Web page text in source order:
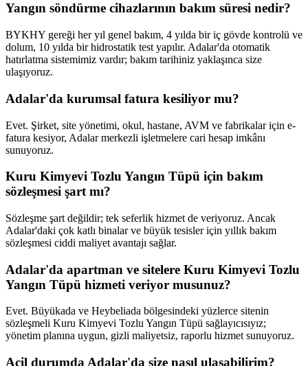
Yangın söndürme cihazlarının bakım süresi nedir?
BYKHY gereği her yıl genel bakım, 4 yılda bir iç gövde kontrolü ve
dolum, 10 yılda bir hidrostatik test yapılır. Adalar'da otomatik
hatırlatma sistemimiz vardır; bakım tarihiniz yaklaşınca size
ulaşıyoruz.
Adalar'da kurumsal fatura kesiliyor mu?
Evet. Şirket, site yönetimi, okul, hastane, AVM ve fabrikalar için e-
fatura kesiyor, Adalar merkezli işletmelere cari hesap imkânı
sunuyoruz.
Kuru Kimyevi Tozlu Yangın Tüpü için bakım
sözleşmesi şart mı?
Sözleşme şart değildir; tek seferlik hizmet de veriyoruz. Ancak
Adalar'daki çok katlı binalar ve büyük tesisler için yıllık bakım
sözleşmesi ciddi maliyet avantajı sağlar.
Adalar'da apartman ve sitelere Kuru Kimyevi Tozlu
Yangın Tüpü hizmeti veriyor musunuz?
Evet. Büyükada ve Heybeliada bölgesindeki yüzlerce sitenin
sözleşmeli Kuru Kimyevi Tozlu Yangın Tüpü sağlayıcısıyız;
yönetim planına uygun, gizli maliyetsiz, raporlu hizmet sunuyoruz.
Acil durumda Adalar'da size nasıl ulaşabilirim?